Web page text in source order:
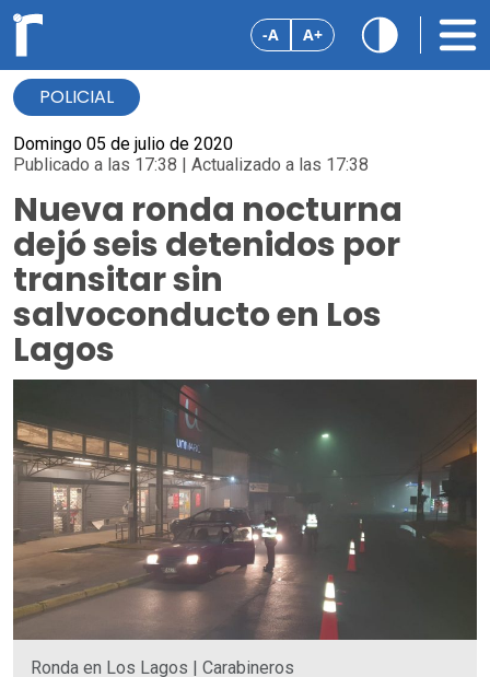
-A A+
POLICIAL
Domingo 05 de julio de 2020
Publicado a las 17:38 | Actualizado a las 17:38
Nueva ronda nocturna
dejó seis detenidos por
transitar sin
salvoconducto en Los
Lagos
Ronda en Los Lagos | Carabineros